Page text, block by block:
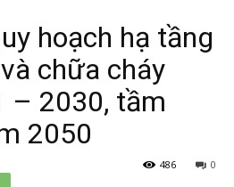
hoạch hạ tầng
chữa cháy
– 2030, tầm
2050
0
486